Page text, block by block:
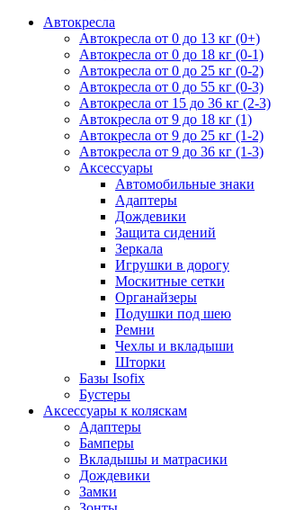
Автокресла
Автокресла от 0 до 13 кг (0+)
Автокресла от 0 до 18 кг (0-1)
Автокресла от 0 до 25 кг (0-2)
Автокресла от 0 до 55 кг (0-3)
Автокресла от 15 до 36 кг (2-3)
Автокресла от 9 до 18 кг (1)
Автокресла от 9 до 25 кг (1-2)
Автокресла от 9 до 36 кг (1-3)
Аксессуары
Автомобильные знаки
Адаптеры
Дождевики
Защита сидений
Зеркала
Игрушки в дорогу
Москитные сетки
Органайзеры
Подушки под шею
Ремни
Чехлы и вкладыши
Шторки
Базы Isofix
Бустеры
Аксессуары к коляскам
Адаптеры
Бамперы
Вкладышы и матрасики
Дождевики
Замки